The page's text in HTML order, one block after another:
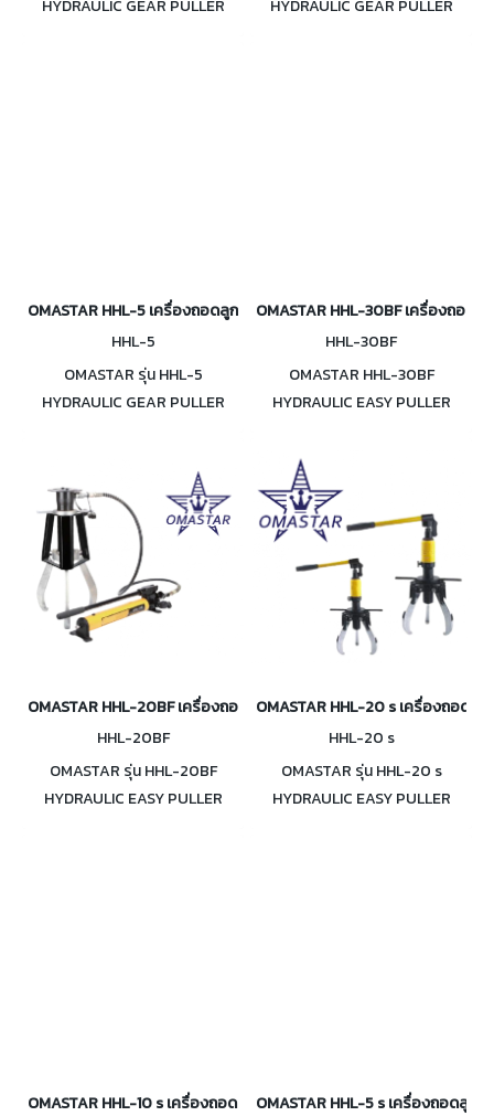
HYDRAULIC GEAR PULLER
HYDRAULIC GEAR PULLER
OMASTAR HHL-5 เครื่องถอดลูกปืนเฟือง ไฮดรอลิค 5 ตัน
HHL-5
OMASTAR รุ่น HHL-5
HYDRAULIC GEAR PULLER
OMASTAR HHL-30BF เครื่องถอด
HHL-30BF
OMASTAR HHL-30BF
HYDRAULIC EASY PULLER
30 ตัน มีทั้งรวมปั๊มและไม่รวมปั๊ม
OMASTAR HHL-20BF เครื่องถอดลูกปืน เฟือง ไฮดรอลิค 20 ตัน
HHL-20BF
OMASTAR รุ่น HHL-20BF
HYDRAULIC EASY PULLER
OMASTAR HHL-20 s เครื่องถอดลู
HHL-20 s
OMASTAR รุ่น HHL-20 s
HYDRAULIC EASY PULLER
OMASTAR HHL-10 s เครื่องถอดลูกปืน เฟือง ไฮดรอลิค 10 ตัน
OMASTAR HHL-5 s เครื่องถอดลูก